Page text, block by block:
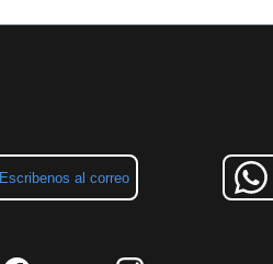
Escribenos al correo